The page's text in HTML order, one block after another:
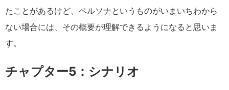
たことがあるけど、ペルソナというものがいまいちわから
ない場合には、その概要が理解できるようになると思いま
す。
チャプター5：シナリオ